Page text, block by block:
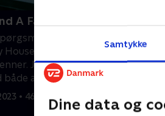
Samtykke
Dine data og
A Farway
ved sin
House og finder støtte
Jim og Tabitha
både ægteskabet og
• 46 min
Jim,
tvivle
Ellis og
28.